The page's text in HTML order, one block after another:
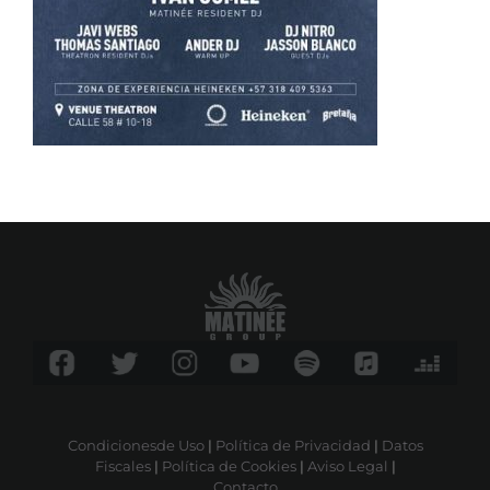
Condicionesde Uso| Política de Privacidad | Datos
Fiscales| Política de Cookies| Aviso Legal |